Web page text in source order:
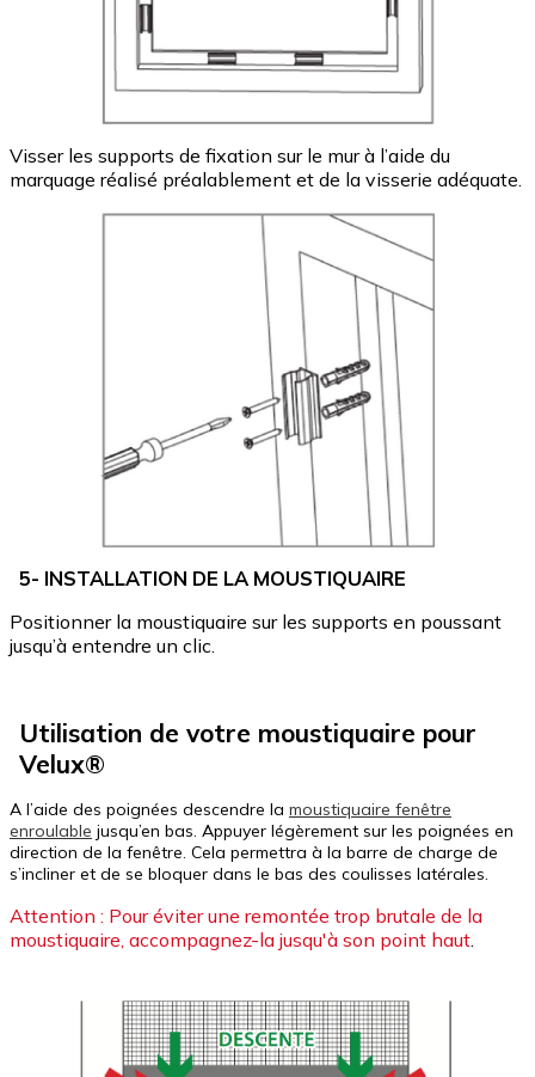
Visser les supports de fixation sur le mur à l’aide du
marquage réalisé préalablement et de la visserie adéquate.
5- INSTALLATION DE LA MOUSTIQUAIRE
Positionner la moustiquaire sur les supports en poussant
jusqu’à entendre un clic.
Utilisation de votre moustiquaire pour
Velux®
A l’aide des poignées descendre la moustiquaire fenêtre
enroulable jusqu’en bas. Appuyer légèrement sur les poignées en
direction de la fenêtre. Cela permettra à la barre de charge de
s’incliner et de se bloquer dans le bas des coulisses latérales.
Attention : Pour éviter une remontée trop brutale de la
moustiquaire, accompagnez-la jusqu'à son point haut